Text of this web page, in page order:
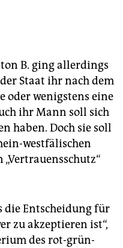
B. ging allerdings
Staat ihr nach dem
oder wenigstens eine
ihr Mann soll sich
haben. Doch sie soll
westfälischen
die Entscheidung für
zu akzeptieren ist“,
des rot-grün-